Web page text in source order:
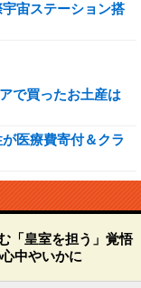
宇宙ステーション搭
で買ったお土産は
医療費寄付＆クラ
「皇室を担う」覚悟
中やいかに